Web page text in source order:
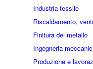
Industria tessile
Riscaldamento,
Finitura del metallo
Ingegneria
Produzione e